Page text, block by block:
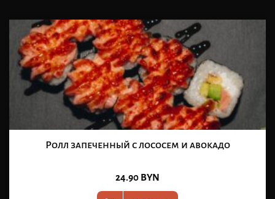
Ролл запеченный с лососем и авокадо
24.90 BYN